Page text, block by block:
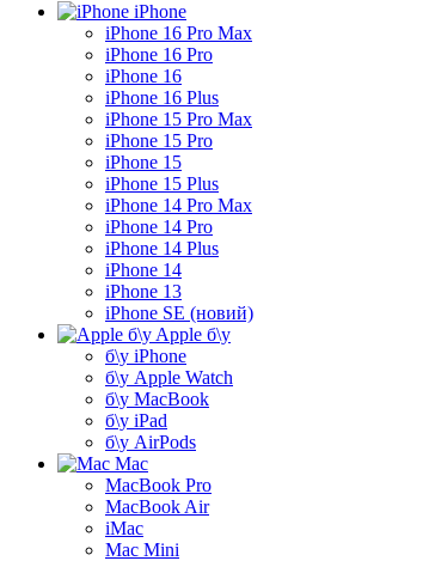
iPhone
iPhone 16 Pro Max
iPhone 16 Pro
iPhone 16
iPhone 16 Plus
iPhone 15 Pro Max
iPhone 15 Pro
iPhone 15
iPhone 15 Plus
iPhone 14 Pro Max
iPhone 14 Pro
iPhone 14 Plus
iPhone 14
iPhone 13
iPhone SE (новий)
Apple б\у
б\у iPhone
б\у Apple Watch
б\у MacBook
б\у iPad
б\у AirPods
Mac
MacBook Pro
MacBook Air
iMac
Mac Mini